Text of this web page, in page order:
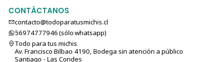
CONTÁCTANOS
contacto@todoparatusmichis.cl
56974777946 (sólo⁣⁣⁣⁣⁣​​​​​​​​​​​​​​​ whatsapp)
Todo para tus michis
Av. Francisco Bilbao 4190, Bodega sin atención a público
Santiago - Las Condes